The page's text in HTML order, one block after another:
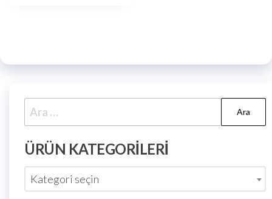
ÜRÜN KATEGORILERI
Kategori seçin